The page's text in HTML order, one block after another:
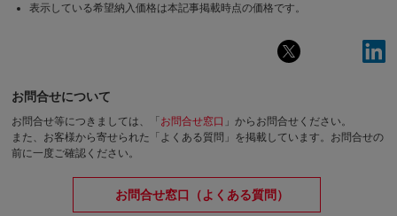
表示している希望納入価格は本記事掲載時点の価格です。
お問合せについて
お問合せ等につきましては、「 お問合せ窓口 」からお問合せください。
また、お客様から寄せられた「よくある質問」を掲載しています。お問合せの
前に一度ご確認ください。
お問合せ窓口（よくある質問）